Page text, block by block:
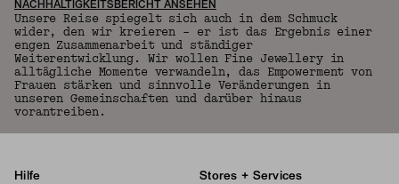
NACHHALTIGKEITSBERICHT ANSEHEN
Unsere Reise spiegelt sich auch in dem Schmuck
wider, den wir kreieren – er ist das Ergebnis einer
engen Zusammenarbeit und ständiger
Weiterentwicklung. Wir wollen Fine Jewellery in
alltägliche Momente verwandeln, das Empowerment von
Frauen stärken und sinnvolle Veränderungen in
unseren Gemeinschaften und darüber hinaus
vorantreiben.
Hilfe Stores + Services